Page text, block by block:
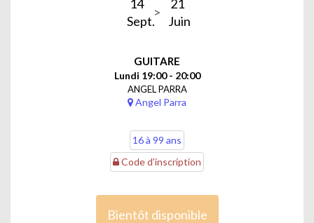
14
Sept.
21
Juin
GUITARE
Lundi 19:00 - 20:00
ANGEL PARRA
Angel Parra
16 à 99 ans
Code d'inscription
Bientôt disponible